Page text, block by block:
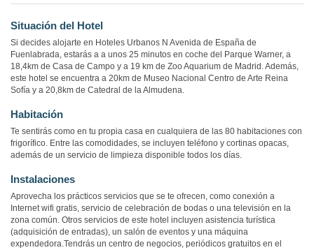
Situación del Hotel
Si decides alojarte en Hoteles Urbanos N Avenida de España de
Fuenlabrada, estarás a a unos 25 minutos en coche del Parque Warner, a
18,4km de Casa de Campo y a 19 km de Zoo Aquarium de Madrid. Además,
este hotel se encuentra a 20km de Museo Nacional Centro de Arte Reina
Sofía y a 20,8km de Catedral de la Almudena.
Habitación
Te sentirás como en tu propia casa en cualquiera de las 80 habitaciones con
frigorífico. Entre las comodidades, se incluyen teléfono y cortinas opacas,
además de un servicio de limpieza disponible todos los días.
Instalaciones
Aprovecha los prácticos servicios que se te ofrecen, como conexión a
Internet wifi gratis, servicio de celebración de bodas o una televisión en la
zona común. Otros servicios de este hotel incluyen asistencia turística
(adquisición de entradas), un salón de eventos y una máquina
expendedora.Tendrás un centro de negocios, periódicos gratuitos en el